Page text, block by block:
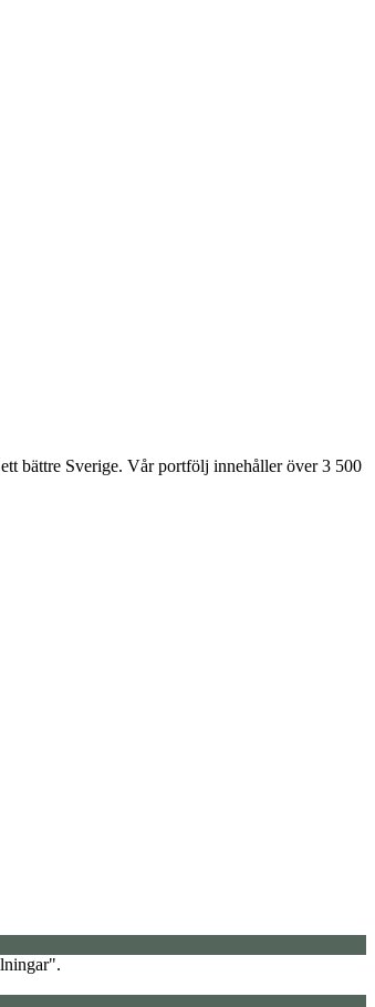
bättre Sverige. Vår portfölj innehåller över 3 500